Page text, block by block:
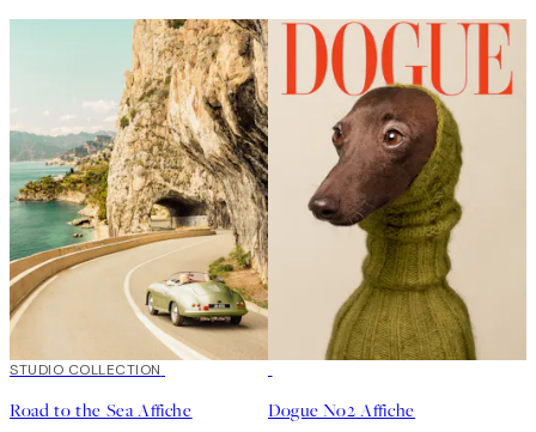
50%*
STUDIO COLLECTION
Road to the Sea Affiche Dogue No2 Affiche